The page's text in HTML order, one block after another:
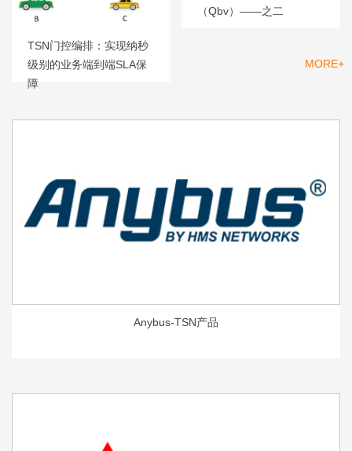
TSN门控编排：实现纳秒
级别的业务端到端SLA保
障
（Qbv）——之二
产品 MORE+
Anybus-TSN产品